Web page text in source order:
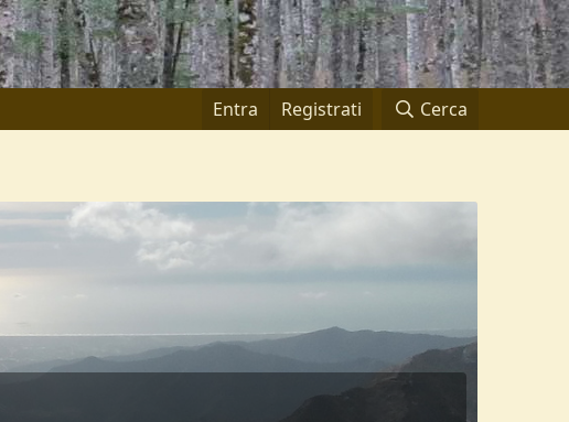
Entra Registrati Cerca